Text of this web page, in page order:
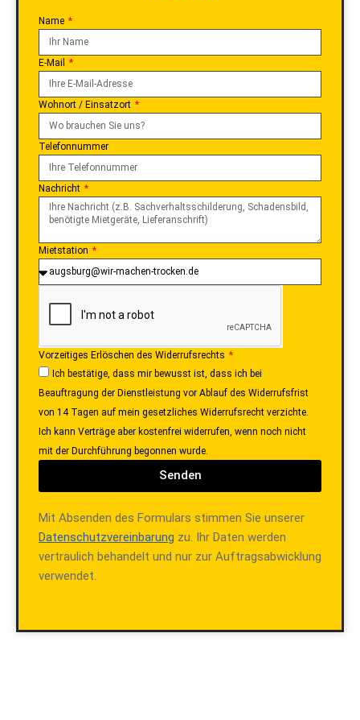
Name
E-Mail
Wohnort / Einsatzort
Telefonnummer
Nachricht
Mietstation
Vorzeitiges Erlöschen des Widerrufsrechts
Ich bestätige, dass mir bewusst ist, dass ich bei
Beauftragung der Dienstleistung vor Ablauf des Widerrufsfrist
von 14 Tagen auf mein gesetzliches Widerrufsrecht verzichte.
Ich kann Verträge aber kostenfrei widerrufen, wenn noch nicht
mit der Durchführung begonnen wurde.
Senden
Mit Absenden des Formulars stimmen Sie unserer
Datenschutzvereinbarung zu. Ihr Daten werden
vertraulich behandelt und nur zur Auftragsabwicklung
verwendet.